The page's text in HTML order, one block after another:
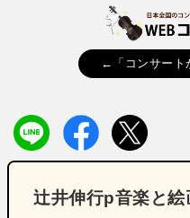
←「コンサート
辻井伸行p音楽と絵